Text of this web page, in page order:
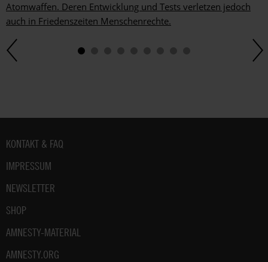
Atomwaffen. Deren Entwicklung und Tests verletzen jedoch
auch in Friedenszeiten Menschenrechte.
Fußbereich
KONTAKT & FAQ
IMPRESSUM
NEWSLETTER
SHOP
AMNESTY-MATERIAL
AMNESTY.ORG